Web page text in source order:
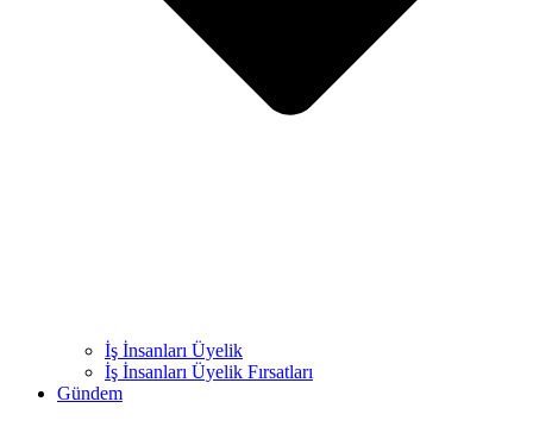
İş İnsanları Üyelik
İş İnsanları Üyelik Fırsatları
Gündem